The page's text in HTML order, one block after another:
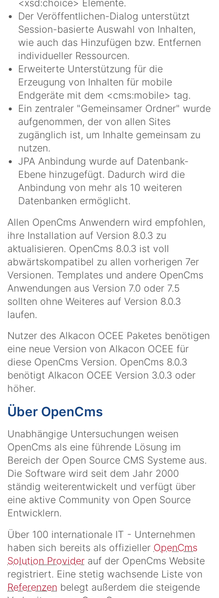
<xsd:choice> Elemente.
Der Veröffentlichen-Dialog unterstützt
Session-basierte Auswahl von Inhalten,
wie auch das Hinzufügen bzw. Entfernen
individueller Ressourcen.
Erweiterte Unterstützung für die
Erzeugung von Inhalten für mobile
Endgeräte mit dem <cms:mobile> tag.
Ein zentraler "Gemeinsamer Ordner" wurde
aufgenommen, der von allen Sites
zugänglich ist, um Inhalte gemeinsam zu
nutzen.
JPA Anbindung wurde auf Datenbank-
Ebene hinzugefügt. Dadurch wird die
Anbindung von mehr als 10 weiteren
Datenbanken ermöglicht.
Allen OpenCms Anwendern wird empfohlen,
ihre Installation auf Version 8.0.3 zu
aktualisieren. OpenCms 8.0.3 ist voll
abwärtskompatibel zu allen vorherigen 7er
Versionen. Templates und andere OpenCms
Anwendungen aus Version 7.0 oder 7.5
sollten ohne Weiteres auf Version 8.0.3
laufen.
Nutzer des Alkacon OCEE Paketes benötigen
eine neue Version von Alkacon OCEE für
diese OpenCms Version. OpenCms 8.0.3
benötigt Alkacon OCEE Version 3.0.3 oder
höher.
Über OpenCms
Unabhängige Untersuchungen weisen
OpenCms als eine führende Lösung im
Bereich der Open Source CMS Systeme aus.
Die Software wird seit dem Jahr 2000
ständig weiterentwickelt und verfügt über
eine aktive Community von Open Source
Entwicklern.
Über 100 internationale IT - Unternehmen
haben sich bereits als offizieller OpenCms
Solution Provider auf der OpenCms Website
registriert. Eine stetig wachsende Liste von
Referenzen belegt außerdem die steigende